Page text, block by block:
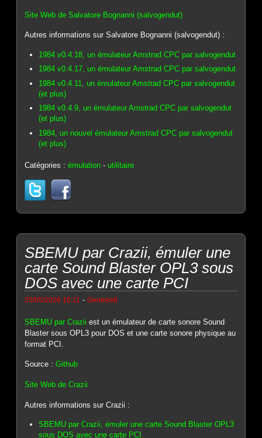
Site Web de Salvatore Bognanni (salvogendut)
Autres informations sur Salvatore Bognanni (salvogendut) :
1984 v0.4.18, un émulateur Amstrad CPC par salvogendut
1984 v0.4.17, un émulateur Amstrad CPC par salvogendut
1984 v0.4.11, un émulateur Amstrad CPC par salvogendut
(et plus)
1984 v0.4.9, un émulateur Amstrad CPC par salvogendut
(et plus)
1984, un nouvel émulateur Amstrad CPC par salvogendut
(et plus)
Catégories :émulation -utilitaire
SBEMU par Crazii, émuler une
carte Sound Blaster OPL3 sous
DOS avec une carte PCI
25/05/2026 16:11 -Genesis8
SBEMU par Crazii est un émulateur de carte sonore Sound
Blaster sous OPL3 pour DOS et une carte sonore physique au
format PCI.
Source :Github
Site Web de Crazii
Autres informations sur Crazii :
SBEMU par Crazii, émuler une carte Sound Blaster OPL3
sous DOS avec une carte PCI